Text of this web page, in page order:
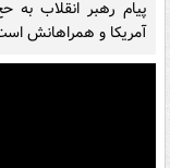
پیام رهبر انقلاب
آمریکا و همراهانش